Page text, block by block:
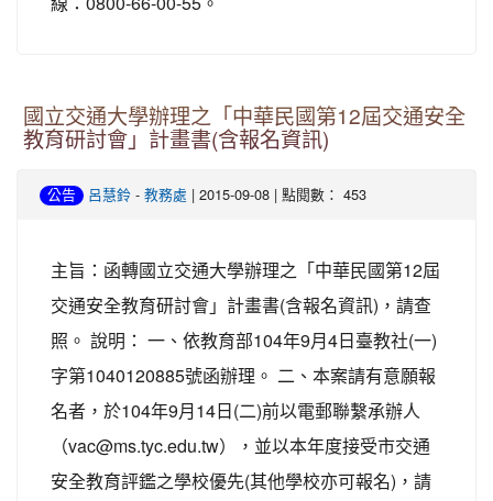
國立交通大學辦理之「中華民國第12屆交通安全
教育研討會」計畫書(含報名資訊)
公告 呂慧鈴 - 教務處 | 2015-09-08 | 點閱數： 453
主旨：函轉國立交通大學辦理之「中華民國第12屆
交通安全教育研討會」計畫書(含報名資訊)，請查
照。 說明： 一、依教育部104年9月4日臺教社(一)
字第1040120885號函辦理。 二、本案請有意願報
名者，於104年9月14日(二)前以電郵聯繫承辦人
（vac@ms.tyc.edu.tw），並以本年度接受市交通
安全教育評鑑之學校優先(其他學校亦可報名)，請